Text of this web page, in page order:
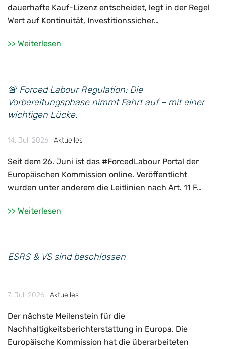
dauerhafte Kauf-Lizenz entscheidet, legt in der Regel
Wert auf Kontinuität, Investitionssicher…
>> Weiterlesen
🚨 Forced Labour Regulation: Die
Vorbereitungsphase nimmt Fahrt auf – mit einer
wichtigen Lücke.
14. Juli 2026 Aktuelles
Seit dem 26. Juni ist das #ForcedLabour Portal der
Europäischen Kommission online. Veröffentlicht
wurden unter anderem die Leitlinien nach Art. 11 F…
>> Weiterlesen
ESRS & VS sind beschlossen
7. Juli 2026 Aktuelles
Der nächste Meilenstein für die
Nachhaltigkeitsberichterstattung in Europa. Die
Europäische Kommission hat die überarbeiteten